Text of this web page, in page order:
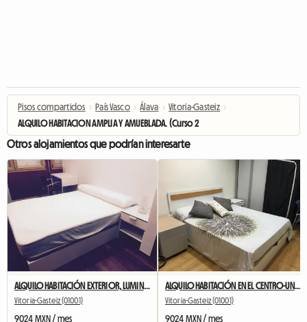
Pisos compartidos › País Vasco › Álava › Vitoria-Gasteiz ›
ALQUILO HABITACION AMPLIA Y AMUEBLADA. (Curso 2023-2024)
Otros alojamientos que podrían interesarte
ALQUILO HABITACIÓN EXTERIOR, LUMINOSA Y EQUIPADA
Vitoria-Gasteiz (01001)
9024 MXN / mes
ALQUILO HABITACIÓN EN EL CENTRO-UNIVERSIDAD.(Curso 2023-2024
Vitoria-Gasteiz (01001)
9024 MXN / mes